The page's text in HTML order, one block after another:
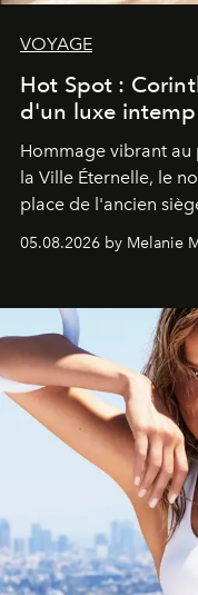
VOYAGE
Hot Spot :
d'un luxe
Hommage vibrant
la Ville Éternelle, le
place de l'ancien
05.08.2026 by Melanie